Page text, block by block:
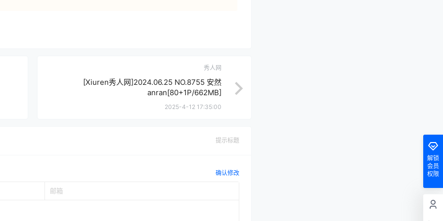
秀人网
[Xiuren秀人网]2024.06.25 NO.8755 安然
anran[80+1P/662MB]
2025-4-12 17:35:00
提示标题
确认修改
解锁
会员
权限